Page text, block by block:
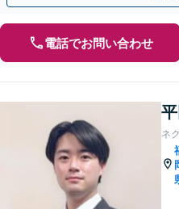
電話でお問い合わせ
ネ